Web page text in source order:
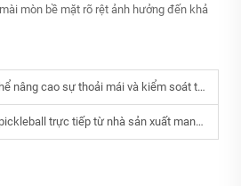
mòn bề mặt rõ rệt ảnh hưởng đến khả
cao sự thoải mái và kiểm soát trận đấu như thế nào?
trực tiếp từ nhà sản xuất mang lại những lợi thế gì?